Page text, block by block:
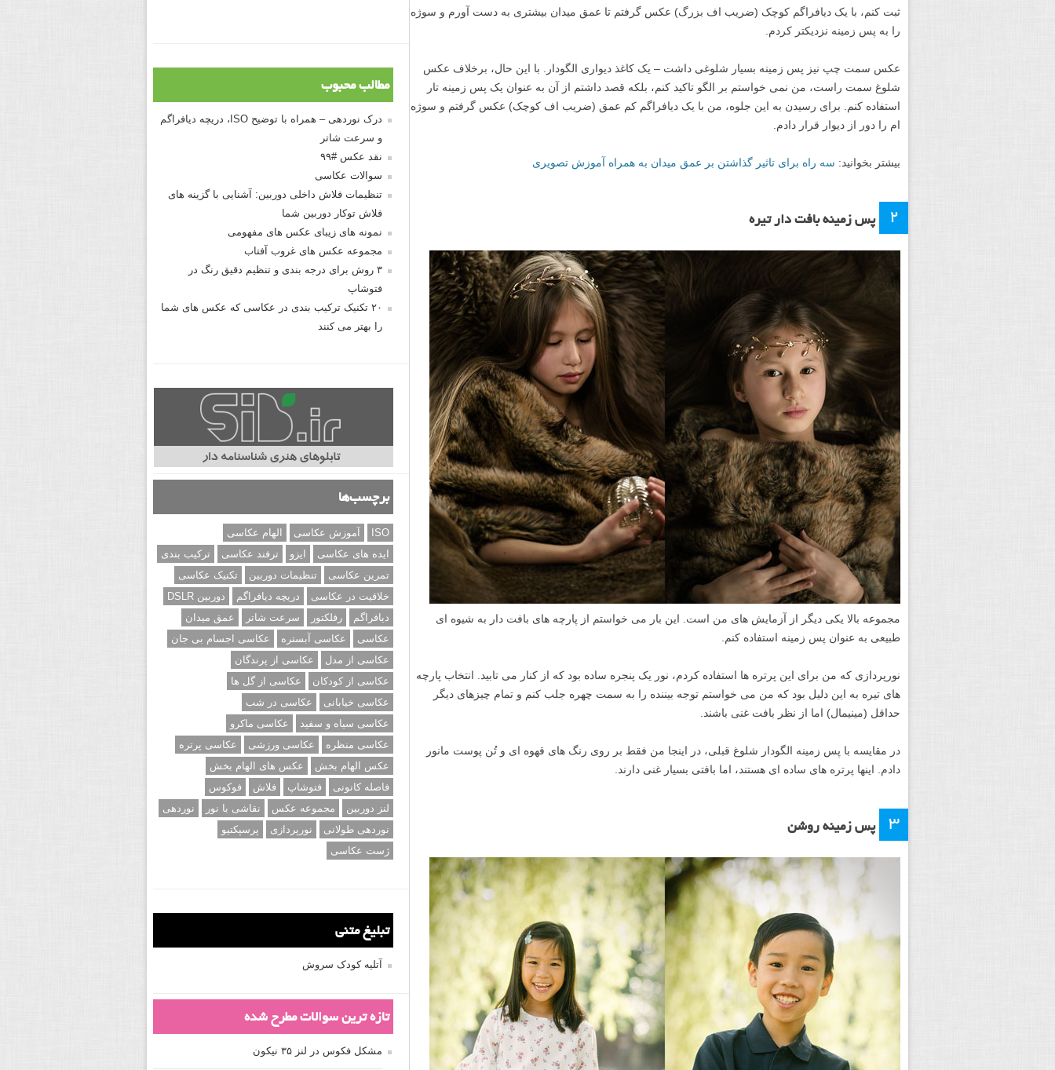
ثبت کنم، با یک دیافراگم کوچک (ضریب اف بزرگ) عکس گرفتم تا عمق میدان بیشتری به دست آورم و سوژه
را به پس زمینه نزدیکتر کردم.
عکس سمت چپ نیز پس زمینه بسیار شلوغی داشت – یک کاغذ دیواری الگودار. با این حال، برخلاف عکس
شلوغ سمت راست، من نمی خواستم بر الگو تاکید کنم، بلکه قصد داشتم از آن به عنوان یک پس زمینه تار
استفاده کنم. برای رسیدن به این جلوه، من با یک دیافراگم کم عمق (ضریب اف کوچک) عکس گرفتم و سوژه
ام را دور از دیوار قرار دادم.
بیشتر بخوانید: سه راه برای تاثیر گذاشتن بر عمق میدان به همراه آموزش تصویری
۲ پس زمینه بافت دار تیره
مجموعه بالا یکی دیگر از آزمایش های من است. این بار می خواستم از پارچه های بافت دار به شیوه ای
طبیعی به عنوان پس زمینه استفاده کنم.
نورپردازی که من برای این پرتره ها استفاده کردم، نور یک پنجره ساده بود که از کنار می تابید. انتخاب پارچه
های تیره به این دلیل بود که من می خواستم توجه بیننده را به سمت چهره جلب کنم و تمام چیزهای دیگر
حداقل (مینیمال) اما از نظر بافت غنی باشند.
در مقایسه با پس زمینه الگودار شلوغ قبلی، در اینجا من فقط بر روی رنگ های قهوه ای و تُن پوست مانور
دادم. اینها پرتره های ساده ای هستند، اما بافتی بسیار غنی دارند.
۳ پس زمینه روشن
مطالب محبوب
درک نوردهی – همراه با توضیح ISO، دریچه دیافراگم
و سرعت شاتر
نقد عکس #۹۹
سوالات عکاسی
تنظیمات فلاش داخلی دوربین: آشنایی با گزینه های
فلاش توکار دوربین شما
نمونه های زیبای عکس های مفهومی
مجموعه عکس های غروب آفتاب
۳ روش برای درجه بندی و تنظیم دقیق رنگ در
فتوشاپ
۲۰ تکنیک ترکیب بندی در عکاسی که عکس های شما
را بهتر می کنند
برچسب‌ها
ISO آموزش عکاسی
الهام عکاسی
ایده های عکاسی
ایزو ترفند عکاسی
ترکیب بندی
تمرین عکاسی
تنظیمات دوربین
تکنیک عکاسی
خلاقیت در عکاسی
دریچه دیافراگم
دوربین DSLR
دیافراگم
رفلکتور سرعت شاتر
عمق میدان
عکاسی
عکاسی آبستره
عکاسی اجسام بی جان
عکاسی از مدل
عکاسی از پرندگان
عکاسی از کودکان
عکاسی از گل ها
عکاسی خیابانی
عکاسی در شب
عکاسی سیاه و سفید
عکاسی ماکرو
عکاسی منظره
عکاسی ورزشی
عکاسی پرتره
عکس الهام بخش
عکس های الهام بخش
فاصله کانونی
فتوشاپ فلاش
فوکوس
لنز دوربین
مجموعه عکس نقاشی با نور
نوردهی
نوردهی طولانی
نورپردازی
پرسپکتیو
ژست عکاسی
تبلیغ متنی
آتلیه کودک سروش
تازه ترین سوالات مطرح شده
مشکل فکوس در لنز ۳۵ نیکون